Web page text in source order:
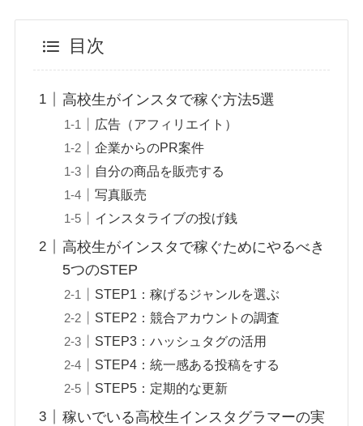
目次
高校生がインスタで稼ぐ方法5選
広告（アフィリエイト）
企業からのPR案件
自分の商品を販売する
写真販売
インスタライブの投げ銭
高校生がインスタで稼ぐためにやるべき
5つのSTEP
STEP1：稼げるジャンルを選ぶ
STEP2：競合アカウントの調査
STEP3：ハッシュタグの活用
STEP4：統一感ある投稿をする
STEP5：定期的な更新
稼いでいる高校生インスタグラマーの実